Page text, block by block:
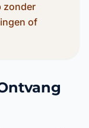
zonder
of